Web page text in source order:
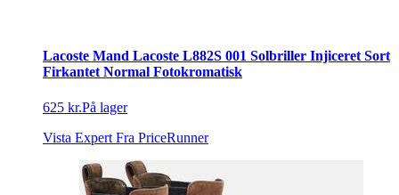
Lacoste Mand Lacoste L882S 001 Solbriller Injiceret Sort
Firkantet Normal Fotokromatisk
625 kr.På lager
Vista Expert Fra PriceRunner